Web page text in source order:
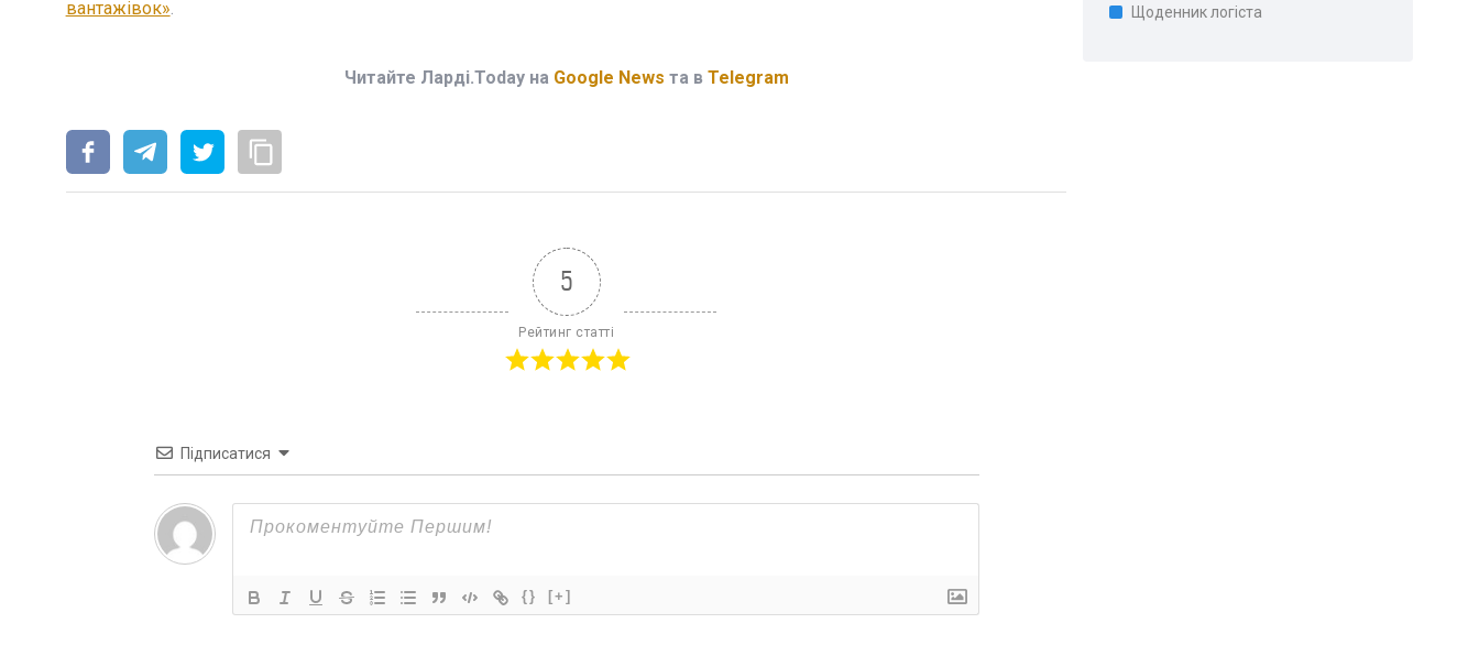
вантажівок».
Читайте Ларді.Today на Google News та в Telegram
5
Рейтинг статті
Підписатися
{} [+]
Щоденник логіста